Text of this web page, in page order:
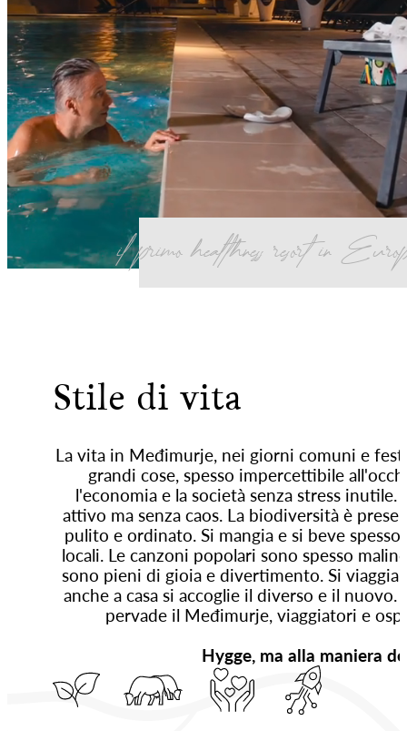
il primo healthness resort in
Stile di vita
La vita in Međimurje, nei giorni comuni e
grandi cose, spesso impercettibile
l'economia e la società senza stress
attivo ma senza caos. La biodiversità è
pulito e ordinato. Si mangia e si beve
locali. Le canzoni popolari sono spesso
sono pieni di gioia e divertimento. Si
anche a casa si accoglie il diverso e il
pervade il Međimurje, viaggiatori e
Hygge, ma alla maniera